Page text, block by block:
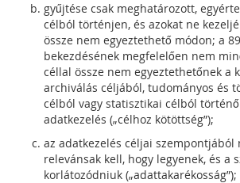
gyűjtése csak meghatározott,
célból történjen, és azokat ne
össze nem egyeztethető módon; a
bekezdésének megfelelően nem
céllal össze nem egyeztethetőnek a
archiválás céljából, tudományos és
célból vagy statisztikai célból
adatkezelés („célhoz kötöttség”);
az adatkezelés céljai szempontjából
relevánsak kell, hogy legyenek, és a
korlátozódniuk („adattakarékosság”);